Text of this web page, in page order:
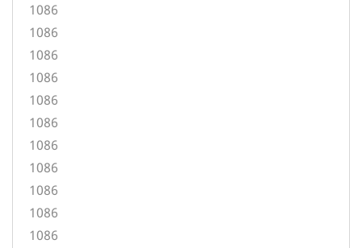
1086
1086
1086
1086
1086
1086
1086
1086
1086
1086
1086